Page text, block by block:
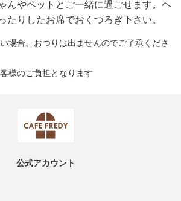
んやペットとご一緒に過ごせます。ヘ
たりしたお席でおくつろぎ下さい。
場合、おつりは出ませんのでご了承くださ
様のご負担となります
公式アカウント